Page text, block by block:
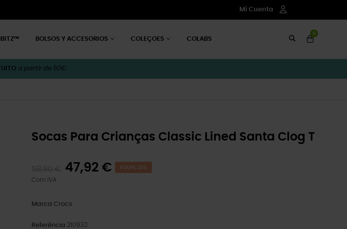
Mi Cuenta
BOLSOS Y ACCESORIOS COLEÇOES COLABS
0
a partir de 50€.
Socas Para Crianças Classic Lined Santa Clog T
47,92 € POUPE 20%
Com IVA
Marca Crocs
Referência 210932